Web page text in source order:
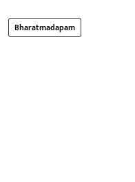
Bharatmadapam